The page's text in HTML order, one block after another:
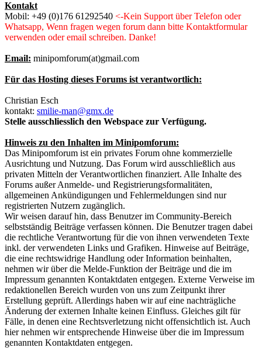
Kontakt
Mobil: +49 (0)176 61292540 <-Kein Support über Telefon oder
Whatsapp, Wenn fragen wegen forum dann bitte Kontaktformular
verwenden oder email schreiben. Danke!
Email: minipomforum(at)gmail.com
Für das Hosting dieses Forums ist verantwortlich:
Christian Esch
kontakt: smilie-man@gmx.de
Stelle ausschliesslich den Webspace zur Verfügung.
Hinweis zu den Inhalten im Minipomforum:
Das Minipomforum ist ein privates Forum ohne kommerzielle
Ausrichtung und Nutzung. Das Forum wird ausschließlich aus
privaten Mitteln der Verantwortlichen finanziert. Alle Inhalte des
Forums außer Anmelde- und Registrierungsformalitäten,
allgemeinen Ankündigungen und Fehlermeldungen sind nur
registrierten Nutzern zugänglich.
Wir weisen darauf hin, dass Benutzer im Community-Bereich
selbstständig Beiträge verfassen können. Die Benutzer tragen dabei
die rechtliche Verantwortung für die von ihnen verwendeten Texte
inkl. der verwendeten Links und Grafiken. Hinweise auf Beiträge,
die eine rechtswidrige Handlung oder Information beinhalten,
nehmen wir über die Melde-Funktion der Beiträge und die im
Impressum genannten Kontaktdaten entgegen. Externe Verweise im
redaktionellen Bereich wurden von uns zum Zeitpunkt ihrer
Erstellung geprüft. Allerdings haben wir auf eine nachträgliche
Änderung der externen Inhalte keinen Einfluss. Gleiches gilt für
Fälle, in denen eine Rechtsverletzung nicht offensichtlich ist. Auch
hier nehmen wir entsprechende Hinweise über die im Impressum
genannten Kontaktdaten entgegen.